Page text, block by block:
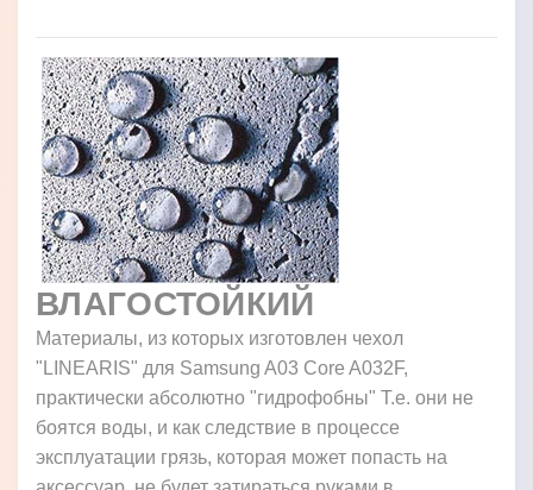
ВЛАГОСТОЙКИЙ
Материалы, из которых изготовлен чехол
"LINEARIS" для Samsung A03 Core A032F,
практически абсолютно "гидрофобны" Т.е. они не
боятся воды, и как следствие в процессе
эксплуатации грязь, которая может попасть на